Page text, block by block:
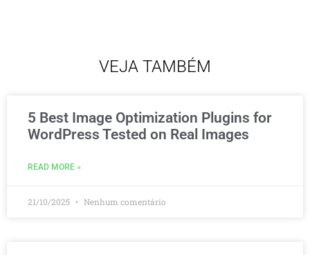
VEJA TAMBÉM
5 Best Image Optimization Plugins for
WordPress Tested on Real Images
READ MORE »
21/10/2025 Nenhum comentário